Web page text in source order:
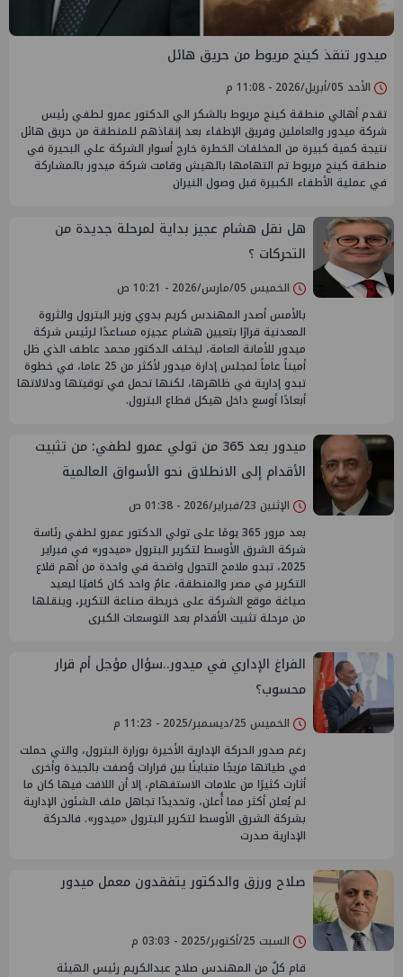
ميدور تنقذ كينج مريوط من حريق هائل
الأحد 05/أبريل/2026 - 11:08 م
تقدم أهالي منطقة كينج مريوط بالشكر الي الدكتور عمرو لطفي رئيس
شركة ميدور والعاملين وفريق الإطفاء بعد إنقاذهم للمنطقة من حريق هائل
نتيجة كمية كبيرة من المخلفات الخطرة خارج أسوار الشركة علي البحيرة في
منطقة كينج مريوط تم التهامها بالهيش وقامت شركة ميدور بالمشاركة
في عملية الأطفاء الكبيرة قبل وصول النيران
هل نقل هشام عجيز بداية لمرحلة جديدة من
التحركات ؟
الخميس 05/مارس/2026 - 10:21 ص
بالأمس أصدر المهندس كريم بدوي وزير البترول والثروة
المعدنية قرارًا بتعيين هشام عجيزه مساعدًا لرئيس شركة
ميدور للأمانة العامة، ليخلف الدكتور محمد عاطف الذي ظل
أميناً عاماً لمجلس إدارة ميدور لأكثر من 25 عاما، في خطوة
تبدو إدارية في ظاهرها، لكنها تحمل في توقيتها ودلالاتها
أبعادًا أوسع داخل هيكل قطاع البترول.
ميدور بعد 365 من تولي عمرو لطفي: من تثبيت
الأقدام إلى الانطلاق نحو الأسواق العالمية
الإثنين 23/فبراير/2026 - 01:38 ص
بعد مرور 365 يومًا على تولي الدكتور عمرو لطفي رئاسة
شركة الشرق الأوسط لتكرير البترول «ميدور» في فبراير
2025، تبدو ملامح التحول واضحة في واحدة من أهم قلاع
التكرير في مصر والمنطقة، عامٌ واحد كان كافيًا ليعيد
صياغة موقع الشركة على خريطة صناعة التكرير، وينقلها
من مرحلة تثبيت الأقدام بعد التوسعات الكبرى
الفراغ الإداري في ميدور..سؤال مؤجل أم قرار
محسوب؟
الخميس 25/ديسمبر/2025 - 11:23 م
رغم صدور الحركة الإدارية الأخيرة بوزارة البترول، والتي حملت
في طياتها مزيجًا متباينًا بين قرارات وُصفت بالجيدة وأخرى
أثارت كثيرًا من علامات الاستفهام، إلا أن اللافت فيها كان ما
لم يُعلن أكثر مما أُعلن، وتحديدًا تجاهل ملف الشئون الإدارية
بشركة الشرق الأوسط لتكرير البترول «ميدور». فالحركة
الإدارية صدرت
صلاح ورزق والدكتور يتفقدون معمل ميدور
السبت 25/أكتوبر/2025 - 03:03 م
قام كلٌ من المهندس صلاح عبدالكريم رئيس الهيئة